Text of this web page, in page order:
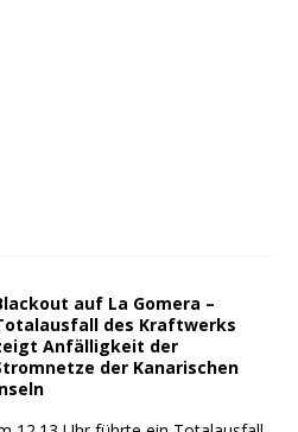
auf La Gomera –
des Kraftwerks
Anfälligkeit der
der Kanarischen